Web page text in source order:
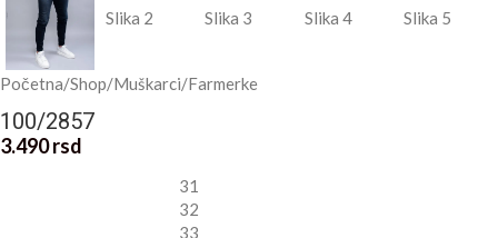
Početna/Shop/Muškarci/Farmerke
100/2857
3.490rsd
31
32
33